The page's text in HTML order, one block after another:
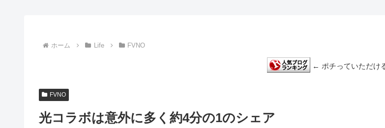
ホーム Life FVNO
← ポチっていただけ
FVNO
光コラボは意外に多く約4分の1のシェア